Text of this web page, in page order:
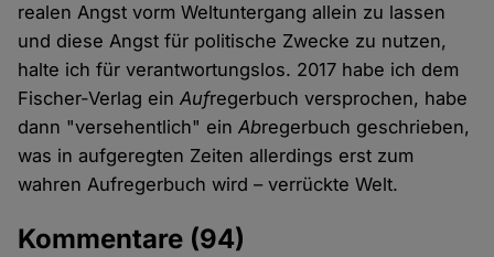
realen Angst vorm Weltuntergang allein zu lassen
und diese Angst für politische Zwecke zu nutzen,
halte ich für verantwortungslos. 2017 habe ich dem
Fischer-Verlag einAufregerbuch versprochen, habe
dann "versehentlich" einAbregerbuch geschrieben,
was in aufgeregten Zeiten allerdings erst zum
wahren Aufregerbuch wird – verrückte Welt.
Kommentare (94)